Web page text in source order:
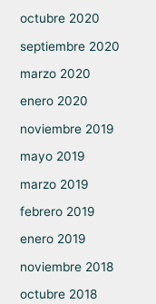
octubre 2020
septiembre 2020
marzo 2020
enero 2020
noviembre 2019
mayo 2019
marzo 2019
febrero 2019
enero 2019
noviembre 2018
octubre 2018